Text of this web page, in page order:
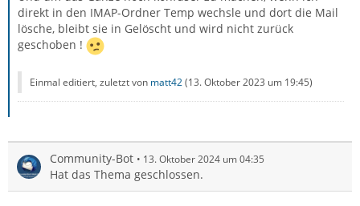
direkt in den IMAP-Ordner Temp wechsle und dort die Mail
lösche, bleibt sie in Gelöscht und wird nicht zurück
geschoben !
Einmal editiert, zuletzt von matt42(13. Oktober 2023 um 19:45)
Community-Bot 13. Oktober 2024 um 04:35
Hat das Thema geschlossen.